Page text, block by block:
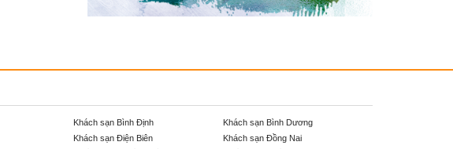
Khách sạn Bình Định
Khách sạn Bình Dương
Khách sạn Điện Biên
Khách sạn Đồng Nai